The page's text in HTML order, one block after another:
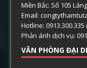
Miền Bắc: Số 105
Email:
Hotline:
Phản ánh dịch vụ:
VĂN PHÒNG ĐẠI